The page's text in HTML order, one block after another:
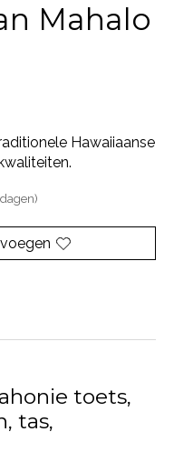
Mahalo
Hawaiiaanse
toets,
tas,